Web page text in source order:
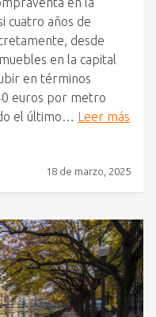
cuatro años de
desde
en la capital
en términos
euros por metro
el último… Leer más
18 de marzo, 2025